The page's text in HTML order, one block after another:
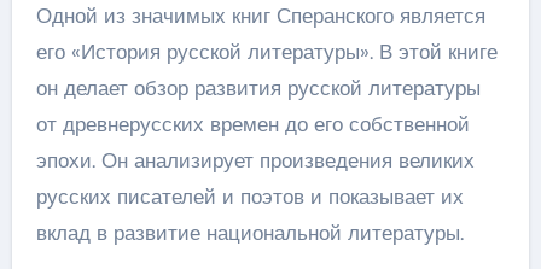
Одной из значимых книг Сперанского является
его «История русской литературы». В этой книге
он делает обзор развития русской литературы
от древнерусских времен до его собственной
эпохи. Он анализирует произведения великих
русских писателей и поэтов и показывает их
вклад в развитие национальной литературы.